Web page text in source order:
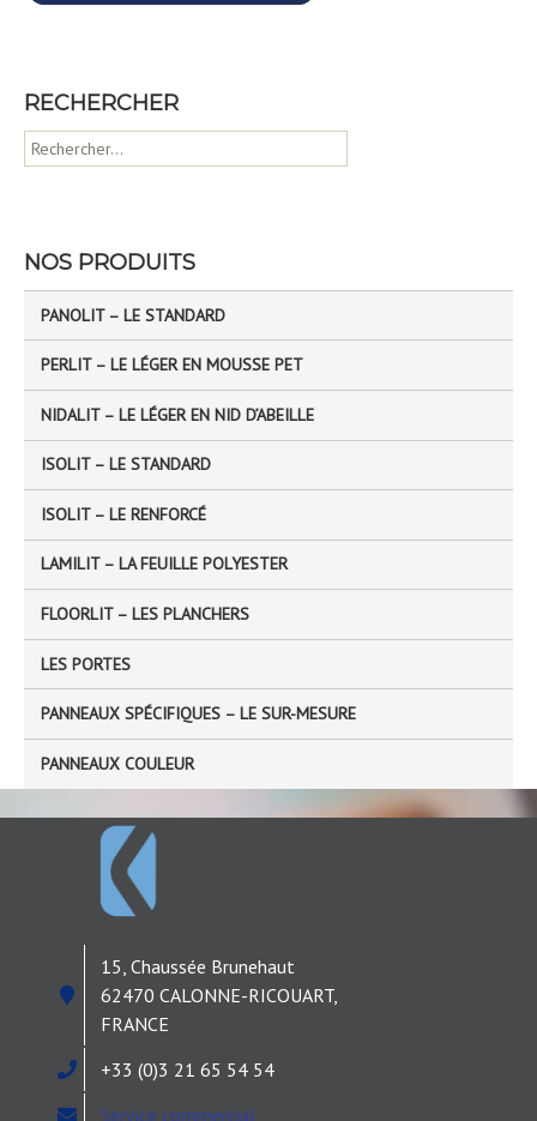
RECHERCHER
R
e
r
c
e
NOS PRODUITS
PANOLIT – LE STANDARD
PERLIT – LE LÉGER EN MOUSSE PET
NIDALIT – LE LÉGER EN NID D’ABEILLE
ISOLIT – LE STANDARD
ISOLIT – LE RENFORCÉ
LAMILIT – LA FEUILLE POLYESTER
FLOORLIT – LES PLANCHERS
LES PORTES
PANNEAUX SPÉCIFIQUES – LE SUR-MESURE
PANNEAUX COULEUR
15, Chaussée Brunehaut
62470 CALONNE-RICOUART,
FRANCE
+33 (0)3 21 65 54 54
Service commercial